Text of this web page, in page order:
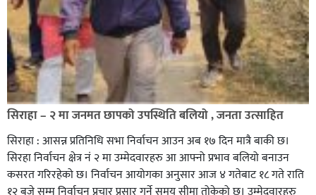
सिराहा – २ मा जनमत छापको उपस्थिति बलियो , जनता उत्साहित
सिराहा : आसन्न प्रतिनिधि सभा निर्वाचन आउन अब १७ दिन मात्रै बाकी छ।
सिरहा निर्वाचन क्षेत्र नं २ मा उम्मेदवारहरु आ आफ्नो प्रभाव बलियो बनाउन
कसरत गरिरहेको छ। निर्वाचन आयोगका अनुसार आज ४ गतेबाट १८ गते राति